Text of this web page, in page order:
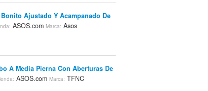
Ajustado Y Acampanado De
ASOS.com Marca: Asos
A Media Pierna Con Aberturas De
ASOS.com Marca: TFNC